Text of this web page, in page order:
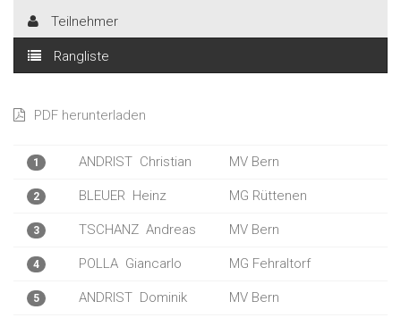
Teilnehmer
Rangliste
PDF herunterladen
1 ANDRIST Christian MV Bern
2 BLEUER Heinz MG Rüttenen
3 TSCHANZ Andreas MV Bern
4 POLLA Giancarlo MG Fehraltorf
5 ANDRIST Dominik MV Bern